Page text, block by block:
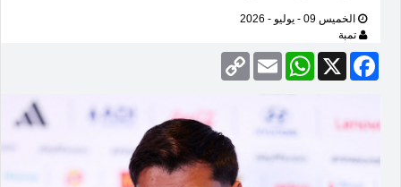
الخميس 09 - يوليو - 2026
تمبة
Facebook
X
WhatsApp
Email
Copy
Link